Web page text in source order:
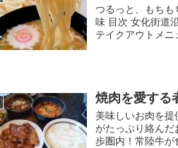
つるっと、もち
味 目次 女化街道
テイクアウトメニ
焼肉を愛する
美味しいお肉を
がたっぷり絡ん
歩圏内！常陸牛が